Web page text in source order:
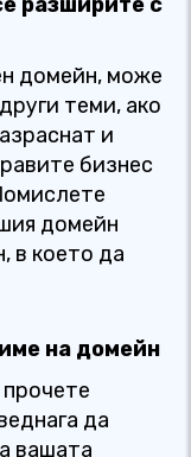
домейн, може
теми, ако
и
бизнес
домейн
в което да
на домейн
да
вашата